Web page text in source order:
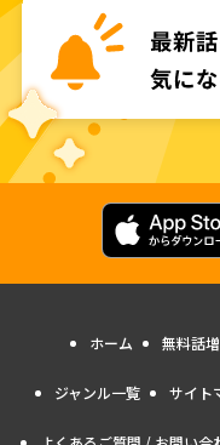
ホーム 無料話
ジャンル一覧 サイト